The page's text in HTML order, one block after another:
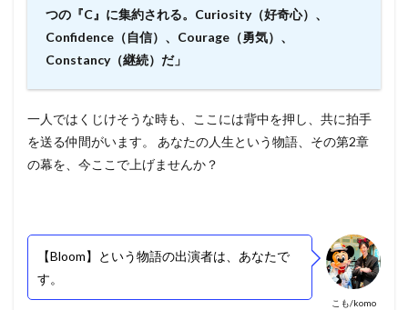
つの『C』に集約される。Curiosity（好奇心）、
Confidence（自信）、Courage（勇気）、
Constancy（継続）だ」
一人ではくじけそうな時も、ここには背中を押し、共に拍手
を送る仲間がいます。 あなたの人生という物語、その第2章
の幕を、今ここで上げませんか？
こも/komo
【Bloom】という物語の出演者は、あなたで
す。